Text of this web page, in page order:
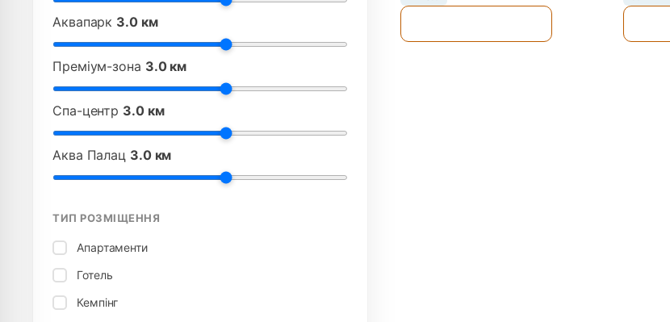
Аквапарк 3.0 км
Преміум-зона 3.0 км
Спа-центр 3.0 км
Аква Палац 3.0 км
ТИП РОЗМІЩЕННЯ
Апартаменти
Готель
Кемпінг